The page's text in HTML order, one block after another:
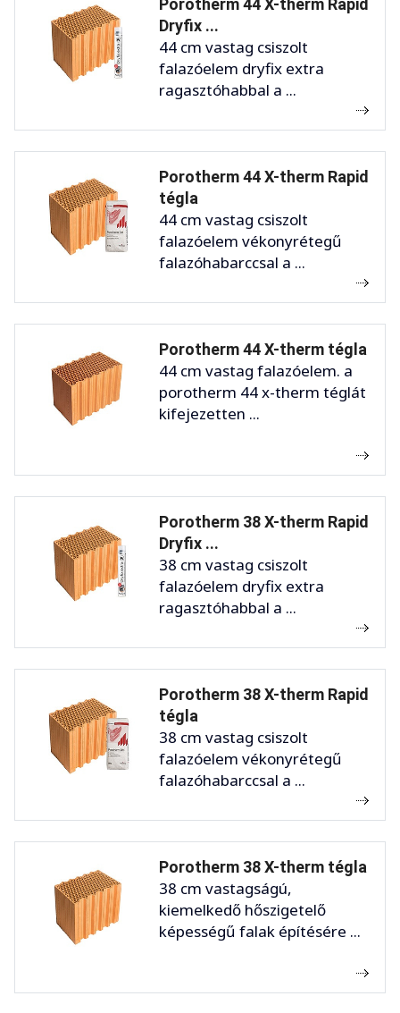
Porotherm 44 X-therm Rapid
Dryfix ...
44 cm vastag csiszolt
falazóelem dryfix extra
ragasztóhabbal a ...
Porotherm 44 X-therm Rapid
tégla
44 cm vastag csiszolt
falazóelem vékonyrétegű
falazóhabarccsal a ...
Porotherm 44 X-therm tégla
44 cm vastag falazóelem. a
porotherm 44 x-therm téglát
kifejezetten ...
Porotherm 38 X-therm Rapid
Dryfix ...
38 cm vastag csiszolt
falazóelem dryfix extra
ragasztóhabbal a ...
Porotherm 38 X-therm Rapid
tégla
38 cm vastag csiszolt
falazóelem vékonyrétegű
falazóhabarccsal a ...
Porotherm 38 X-therm tégla
38 cm vastagságú,
kiemelkedő hőszigetelő
képességű falak építésére ...